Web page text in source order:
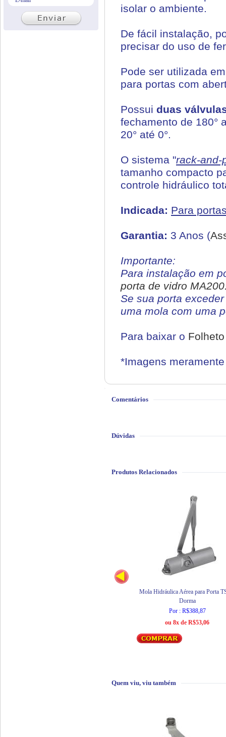
isolar o ambiente.
De fácil instalação,
precisar do uso de
Pode ser utilizada
para portas com
Possui duas
fechamento de 180°
20° até 0°.
O sistema "rack-and-
tamanho compacto
controle hidráulico
Indicada: Para
Garantia: 3 Anos (
Importante:
Para instalação em
porta de vidro
Se sua porta
uma mola com uma
Para baixar o
*Imagens
Comentários
Dúvidas
Produtos Relacionados
Mola Hidráulica Aérea para Porta
Dorma
Por : R$388,87
ou 8x de R$53,06
Quem viu, viu também